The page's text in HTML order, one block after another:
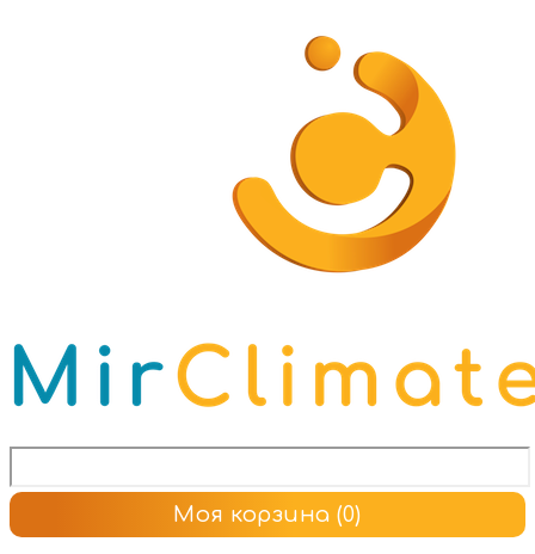
Моя корзина (0)